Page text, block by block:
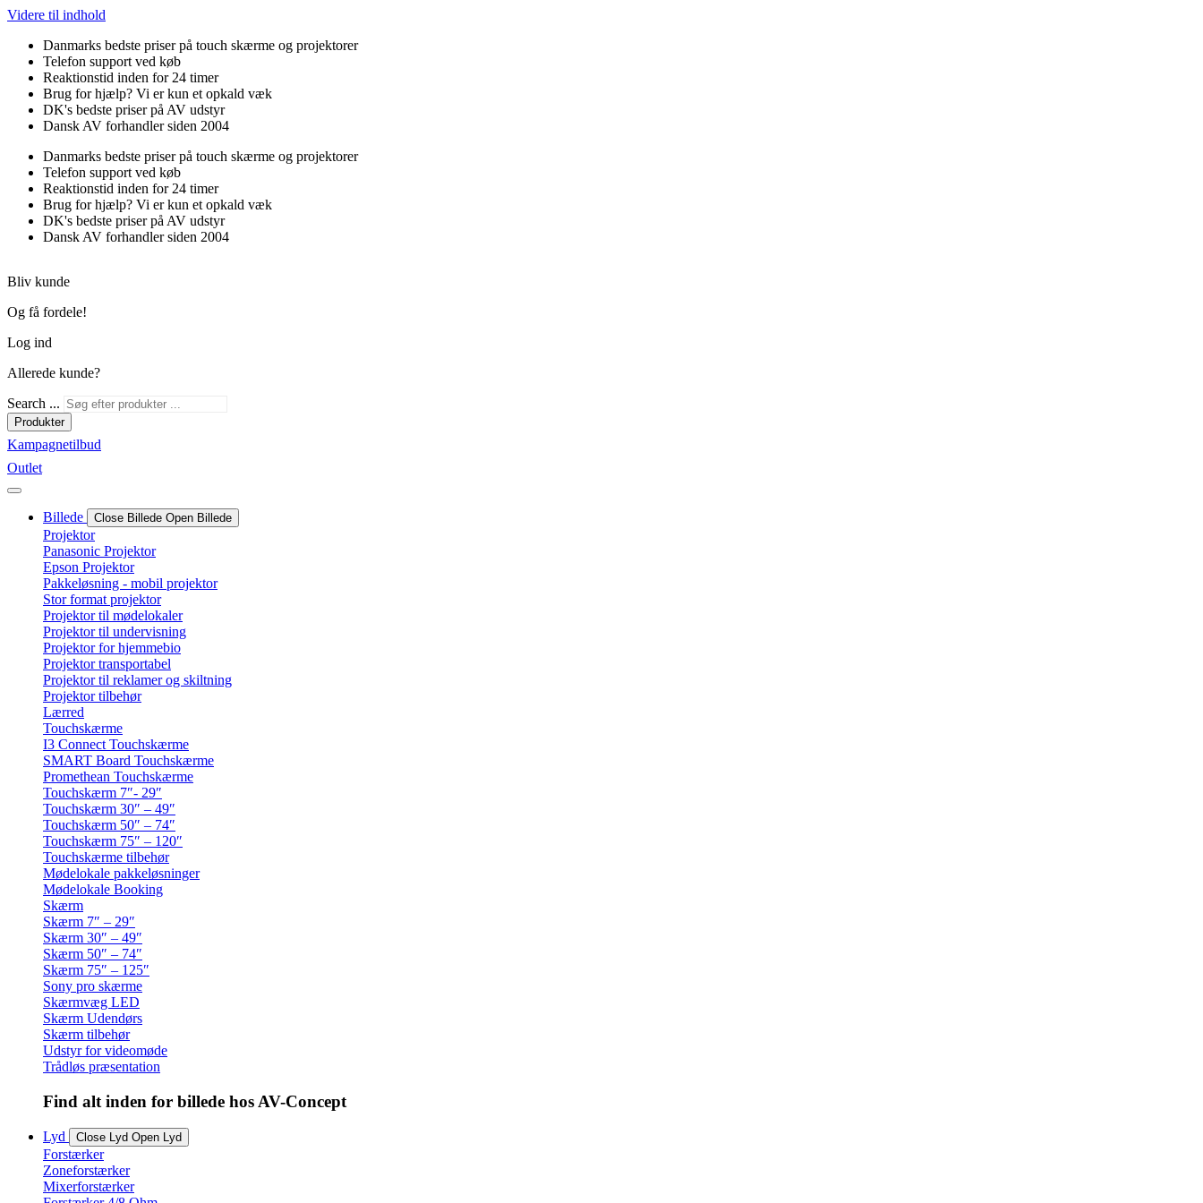
Videre til indhold
Danmarks bedste priser på touch skærme og projektorer
Telefon support ved køb
Reaktionstid inden for 24 timer
Brug for hjælp? Vi er kun et opkald væk
DK's bedste priser på AV udstyr
Dansk AV forhandler siden 2004
Danmarks bedste priser på touch skærme og projektorer
Telefon support ved køb
Reaktionstid inden for 24 timer
Brug for hjælp? Vi er kun et opkald væk
DK's bedste priser på AV udstyr
Dansk AV forhandler siden 2004
Bliv kunde
Og få fordele!
Log ind
Allerede kunde?
Search ...
Produkter
Kampagnetilbud
Outlet
Billede Close Billede Open Billede
Projektor
Panasonic Projektor
Epson Projektor
Pakkeløsning - mobil projektor
Stor format projektor
Projektor til mødelokaler
Projektor til undervisning
Projektor for hjemmebio
Projektor transportabel
Projektor til reklamer og skiltning
Projektor tilbehør
Lærred
Touchskærme
I3 Connect Touchskærme
SMART Board Touchskærme
Promethean Touchskærme
Touchskærm 7″- 29″
Touchskærm 30″ – 49″
Touchskærm 50″ – 74″
Touchskærm 75″ – 120″
Touchskærme tilbehør
Mødelokale pakkeløsninger
Mødelokale Booking
Skærm
Skærm 7″ – 29″
Skærm 30″ – 49″
Skærm 50″ – 74″
Skærm 75″ – 125″
Sony pro skærme
Skærmvæg LED
Skærm Udendørs
Skærm tilbehør
Udstyr for videomøde
Trådløs præsentation
Find alt inden for billede hos AV-Concept
Lyd Close Lyd Open Lyd
Forstærker
Zoneforstærker
Mixerforstærker